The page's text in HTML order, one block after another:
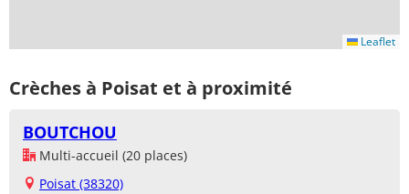
Leaflet
Crèches à Poisat et à proximité
BOUTCHOU
Multi-accueil (20 places)
Poisat (38320)